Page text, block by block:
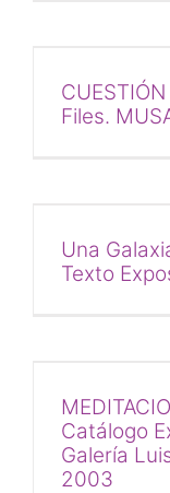
Files.
Una
Texto
Catálogo
Galería
2003